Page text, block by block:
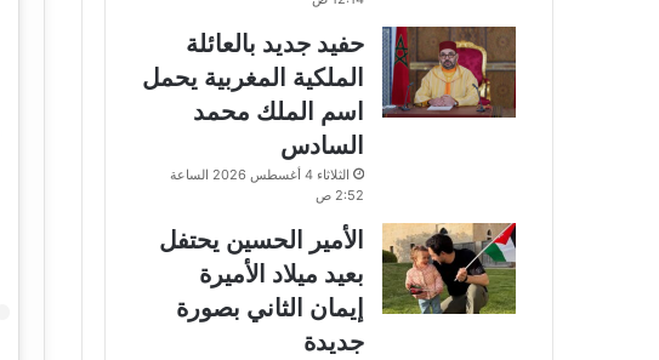
حفيد جديد بالعائلة
الملكية المغربية يحمل
اسم الملك محمد
السادس
الثلاثاء 4 أغسطس 2026 الساعة
2:52 ص
الأمير الحسين يحتفل
بعيد ميلاد الأميرة
إيمان الثاني بصورة
جديدة